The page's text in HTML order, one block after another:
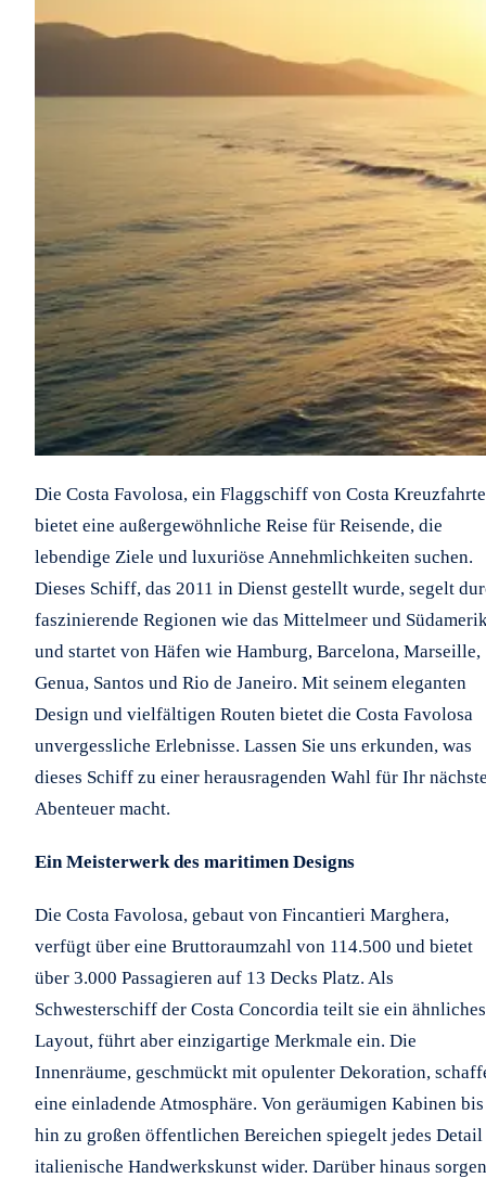
Die Costa Favolosa, ein Flaggschiff von Costa
bietet eine außergewöhnliche Reise für Reisende, die
lebendige Ziele und luxuriöse Annehmlichkeiten suchen.
Dieses Schiff, das 2011 in Dienst gestellt wurde, segelt
faszinierende Regionen wie das Mittelmeer und
und startet von Häfen wie Hamburg, Barcelona, Marseille,
Genua, Santos und Rio de Janeiro. Mit seinem eleganten
Design und vielfältigen Routen bietet die Costa Favolosa
unvergessliche Erlebnisse. Lassen Sie uns erkunden, was
dieses Schiff zu einer herausragenden Wahl für Ihr
Abenteuer macht.
Ein Meisterwerk des maritimen Designs
Die Costa Favolosa, gebaut von Fincantieri Marghera,
verfügt über eine Bruttoraumzahl von 114.500 und bietet
über 3.000 Passagieren auf 13 Decks Platz. Als
Schwesterschiff der Costa Concordia teilt sie ein ähnliches
Layout, führt aber einzigartige Merkmale ein. Die
Innenräume, geschmückt mit opulenter Dekoration,
eine einladende Atmosphäre. Von geräumigen Kabinen bis
hin zu großen öffentlichen Bereichen spiegelt jedes Detail
italienische Handwerkskunst wider. Darüber hinaus sorgen